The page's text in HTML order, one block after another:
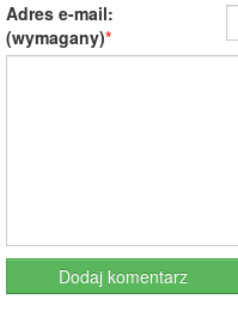
Adres e-mail:
(wymagany)